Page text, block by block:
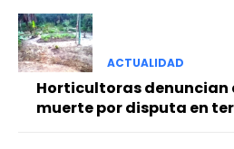
ACTUALIDAD
Horticultoras denuncian
muerte por disputa en